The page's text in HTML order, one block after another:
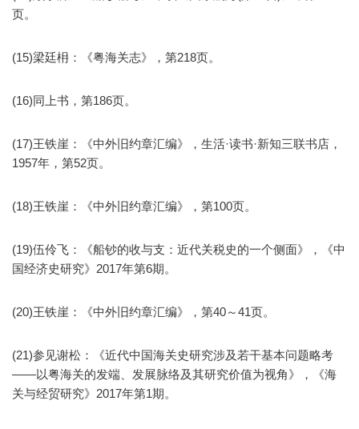
页。
(15)梁廷枏：《粤海关志》，第218页。
(16)同上书，第186页。
(17)王铁崖：《中外旧约章汇编》，生活·读书·新知三联书店，
1957年，第52页。
(18)王铁崖：《中外旧约章汇编》，第100页。
(19)伍伶飞：《船钞的收与支：近代关税史的一个侧面》，《中
国经济史研究》2017年第6期。
(20)王铁崖：《中外旧约章汇编》，第40～41页。
(21)参见谢松：《近代中国海关史研究涉及若干基本问题略考
——以粤海关的发端、发展脉络及其研究价值为视角》，《海
关与经贸研究》2017年第1期。